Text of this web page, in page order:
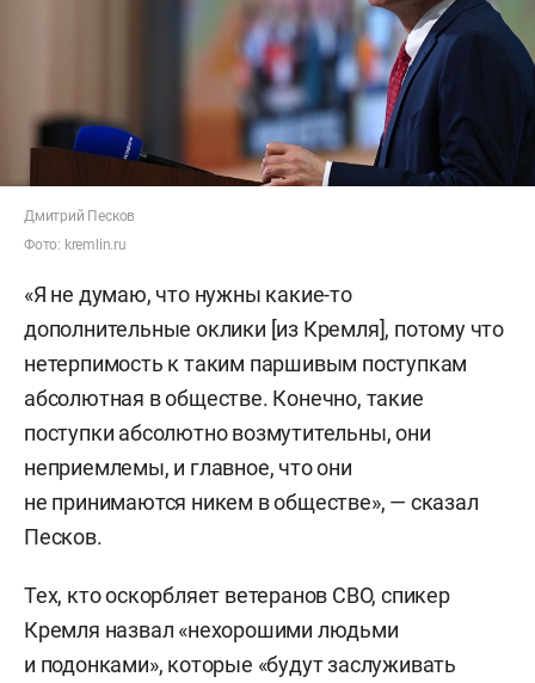
Дмитрий Песков
Фото: kremlin.ru
«Я не думаю, что нужны какие-то
дополнительные оклики [из Кремля], потому что
нетерпимость к таким паршивым поступкам
абсолютная в обществе. Конечно, такие
поступки абсолютно возмутительны, они
неприемлемы, и главное, что они
не принимаются никем в обществе», — сказал
Песков.
Тех, кто оскорбляет ветеранов СВО, спикер
Кремля назвал «нехорошими людьми
и подонками», которые «будут заслуживать